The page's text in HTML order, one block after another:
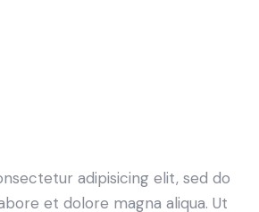
adipisicing elit, sed do
et dolore magna aliqua. Ut